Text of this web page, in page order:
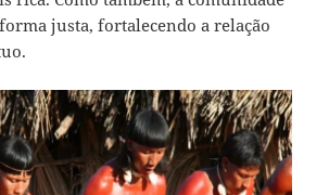
justa, fortalecendo a relação